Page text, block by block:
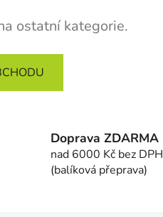
ostatní kategorie.
Doprava ZDARMA
nad 6000 Kč bez DPH
(balíková přeprava)